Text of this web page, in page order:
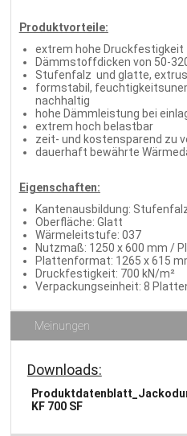
Produktvorteile:
extrem hohe Druckfestigkeit
Dämmstoffdicken von 50-
Stufenfalz und glatte,
formstabil,
nachhaltig
hohe Dämmleistung bei
extrem hoch belastbar
zeit- und kostensparend zu
dauerhaft bewährte
Eigenschaften:
Kantenausbildung:
Oberfläche: Glatt
Wärmeleitstufe: 037
Nutzmaß: 1250 x 600 mm /
Plattenformat: 1265 x 615
Druckfestigkeit: 700 kN/m²
Verpackungseinheit: 8
Meinungen
Downloads:
KF 700 SF